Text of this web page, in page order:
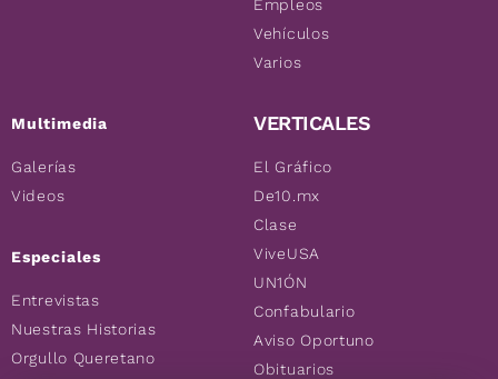
Multimedia
Galerías
Videos
Especiales
Entrevistas
Nuestras Historias
Orgullo Queretano
Empleos
Vehículos
Varios
VERTICALES
El Gráfico
De10.mx
Clase
ViveUSA
UN1ÓN
Confabulario
Aviso Oportuno
Obituarios